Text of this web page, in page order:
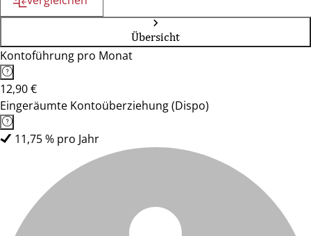
Übersicht
Kontoführung pro Monat
12,90 €
Eingeräumte Kontoüberziehung (Dispo)
11,75 % pro Jahr